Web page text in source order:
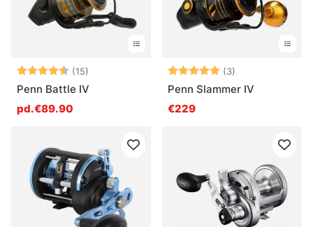
Juste une pression régulière, lisible, qui laisse garder la
main quand ça s’emballe. C’est ce genre de détail qui évite
les surprises un peu bêtes, et qui rend la pêche plus
propre, plus sereine.
» Retour aux moulinets
Questions fréquentes
Qu’est-ce qu’un moulinet de pêche en mer ?
Note: (15)
4.7 sur 5 étoiles
Penn Battle IV
pd.€89.90
Note: (3)
Penn Slammer IV
€229